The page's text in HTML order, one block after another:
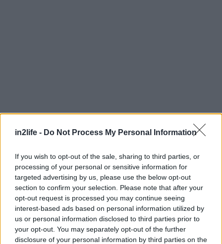
in2life - Do Not Process My Personal Information
If you wish to opt-out of the sale, sharing to third parties, or
processing of your personal or sensitive information for
targeted advertising by us, please use the below opt-out
section to confirm your selection. Please note that after your
opt-out request is processed you may continue seeing
interest-based ads based on personal information utilized by
us or personal information disclosed to third parties prior to
your opt-out. You may separately opt-out of the further
disclosure of your personal information by third parties on the